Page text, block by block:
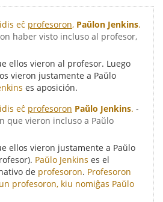
eĉ profesoron, Paŭlon Jenkins.
haber visto incluso al profesor,
ellos vieron al profesor. Luego
vieron justamente a Paŭlo
es aposición.
eĉ profesoron Paŭlo Jenkins. -
que vieron incluso a Paŭlo
ellos vieron justamente a Paŭlo
Paŭlo Jenkins es el
de profesoron. Profesoron
profesoron, kiu nomiĝas Paŭlo